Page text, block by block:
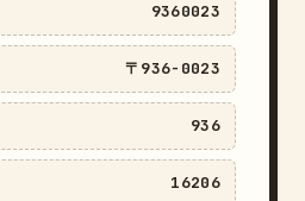
9360023
〒936-0023
936
16206